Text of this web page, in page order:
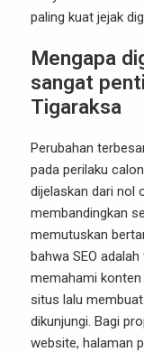
paling kuat jejak
Mengapa
sangat
Tigaraksa
Perubahan
pada perilaku
dijelaskan dari nol
membandingkan
memutuskan
bahwa SEO
memahami
situs lalu
dikunjungi. Bagi
website, halaman